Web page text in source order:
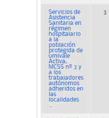
Servicios de
Asistencia
Sanitaria en
régimen
hospitalario
a la
población
protegida de
umivale
Activa,
MCSS nº 3 y
a los
trabajadores
autónomos
adheridos en
las
localidades
...
3